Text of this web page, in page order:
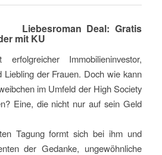
Liebesroman Deal: Gratis
mit KU
Immobilieninvestor,
Liebling der Frauen. Doch wie kann
im Umfeld der High Society
Eine, die nicht nur auf sein Geld
Tagung formt sich bei ihm und
der Gedanke, ungewöhnliche